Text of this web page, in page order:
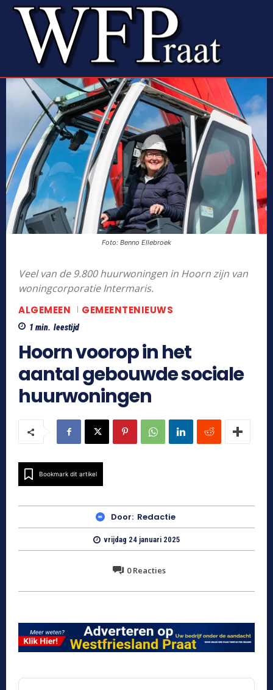
Foto: Benno Ellebroek
Veel van de 9.800 huurwoningen in Hoorn zijn van
woningcorporatie Intermaris.
ALGEMEEN GEMEENTENIEUWS
1 min. leestijd
Hoorn voorop in het
aantal gebouwde sociale
huurwoningen
Bookmark dit artikel
Door: Redactie
vrijdag 24 januari 2025
0Reacties